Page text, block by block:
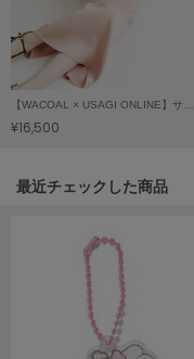
Onitsuka Tiger
オニツカ タイガー
ORGUE
オルグ
ORR
Philly chocolate
フィリーチョコレート
¥16,500
関連記事
最近チェックした商品